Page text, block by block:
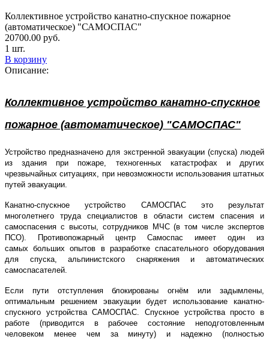
Коллективное устройство канатно-спускное пожарное
(автоматическое) "САМОСПАС"
20700.00 руб.
1 шт.
В корзину
Описание:
Коллективное устройство канатно-спускное
пожарное (автоматическое) "САМОСПАС"
Устройство предназначено для экстренной эвакуации (спуска) людей
из здания при пожаре, техногенных катастрофах и других
чрезвычайных ситуациях, при невозможности использования штатных
путей эвакуации.
Канатно-спускное устройство САМОСПАС это результат
многолетнего труда специалистов в области систем спасения и
самоспасения с высоты, сотрудников МЧС (в том числе экспертов
ПСО). Противопожарный центр Самоспас имеет один из
самых больших опытов в разработке спасательного оборудования
для спуска, альпинистского снаряжения и автоматических
самоспасателей.
Если пути отступления блокированы огнём или задымлены,
оптимальным решением эвакуации будет использование канатно-
спускного устройства САМОСПАС. Спускное устройства просто в
работе (приводится в рабочее состояние неподготовленным
человеком менее чем за минуту) и надежно (полностью